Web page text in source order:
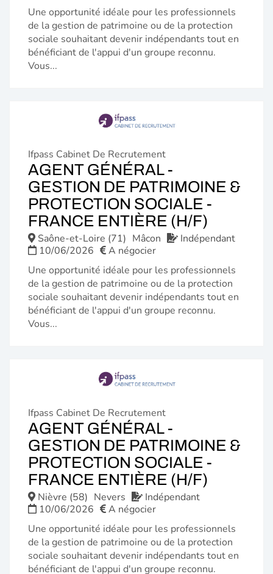
Une opportunité idéale pour les professionnels
de la gestion de patrimoine ou de la protection
sociale souhaitant devenir indépendants tout en
bénéficiant de l'appui d'un groupe reconnu.
Vous...
Ifpass Cabinet De Recrutement
AGENT GÉNÉRAL -
GESTION DE PATRIMOINE &
PROTECTION SOCIALE -
FRANCE ENTIÈRE (H/F)
Saône-et-Loire (71) Mâcon
Indépendant
10/06/2026
A négocier
Une opportunité idéale pour les professionnels
de la gestion de patrimoine ou de la protection
sociale souhaitant devenir indépendants tout en
bénéficiant de l'appui d'un groupe reconnu.
Vous...
Ifpass Cabinet De Recrutement
AGENT GÉNÉRAL -
GESTION DE PATRIMOINE &
PROTECTION SOCIALE -
FRANCE ENTIÈRE (H/F)
Nièvre (58) Nevers
Indépendant
10/06/2026
A négocier
Une opportunité idéale pour les professionnels
de la gestion de patrimoine ou de la protection
sociale souhaitant devenir indépendants tout en
bénéficiant de l'appui d'un groupe reconnu.